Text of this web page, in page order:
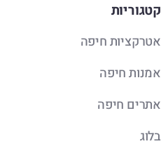
קטגוריות
אטרקציות חיפה
אמנות חיפה
אתרים חיפה
בלוג